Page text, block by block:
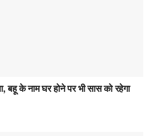
बहू के नाम घर होने पर भी सास को रहेगा